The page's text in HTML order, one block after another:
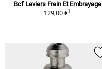
Bcf Leviers Frein Et Embrayage
129,00 €1